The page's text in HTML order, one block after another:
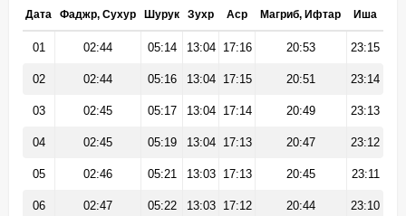
Дата Фаджр, Сухур Шурук Зухр Аср Магриб, Ифтар Иша
01 02:44 05:14 13:04 17:16 20:53 23:15
02 02:44 05:16 13:04 17:15 20:51 23:14
03 02:45 05:17 13:04 17:14 20:49 23:13
04 02:45 05:19 13:04 17:13 20:47 23:12
05 02:46 05:21 13:03 17:13 20:45 23:11
06 02:47 05:22 13:03 17:12 20:44 23:10